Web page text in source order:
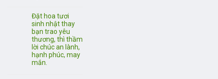
Đặt hoa tươi
sinh nhật thay
bạn trao yêu
thương, thì thầm
lời chúc an lành,
hạnh phúc, may
mắn.